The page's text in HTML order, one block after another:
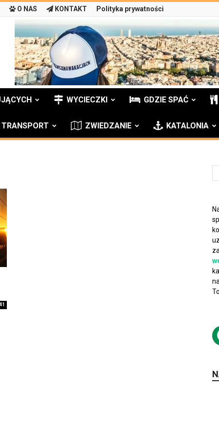
O NAS KONTAKT Polityka prywatności
WYCIECZKI GDZIE SPAĆ
TRANSPORT ZWIEDZANIE KATALONIA